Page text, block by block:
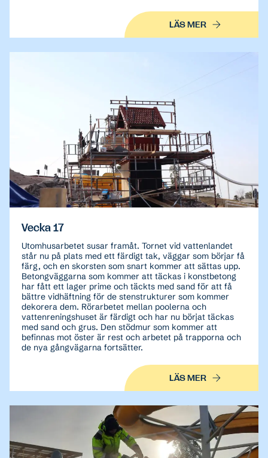
LÄS MER
Vecka 17
Utomhusarbetet susar framåt. Tornet vid vattenlandet
står nu på plats med ett färdigt tak, väggar som börjar få
färg, och en skorsten som snart kommer att sättas upp.
Betongväggarna som kommer att täckas i konstbetong
har fått ett lager prime och täckts med sand för att få
bättre vidhäftning för de stenstrukturer som kommer
dekorera dem. Rörarbetet mellan poolerna och
vattenreningshuset är färdigt och har nu börjat täckas
med sand och grus. Den stödmur som kommer att
befinnas mot öster är rest och arbetet på trapporna och
de nya gångvägarna fortsätter.
LÄS MER